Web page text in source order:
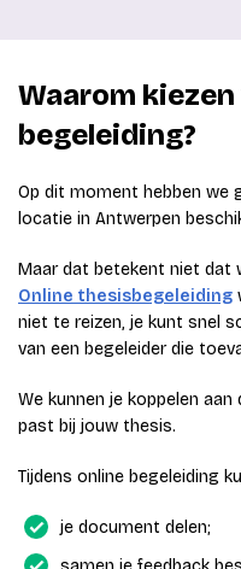
Waarom
begeleiding?
Op dit moment hebben we
locatie in Antwerpen
Maar dat betekent niet dat
Online thesisbegeleiding
niet te reizen, je kunt snel
van een begeleider die
We kunnen je koppelen
past bij jouw thesis.
Tijdens online begeleiding
je document delen;